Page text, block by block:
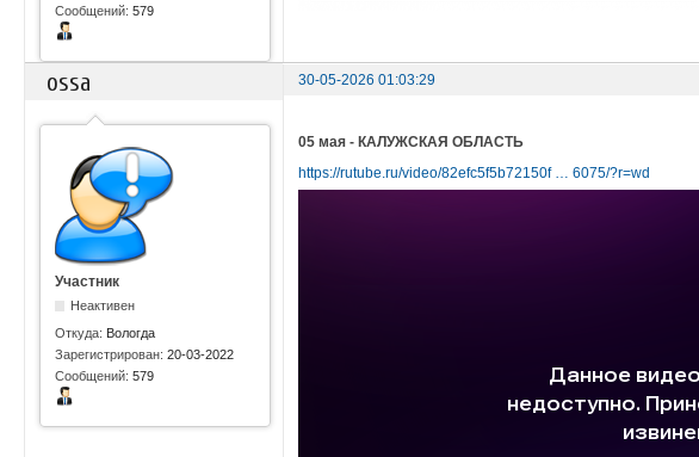
Сообщений:579
ossa 30-05-2026 01:03:29
Участник
Неактивен
Откуда: Вологда
Зарегистрирован:20-03-2022
Сообщений:579
05 мая - КАЛУЖСКАЯ ОБЛАСТЬ
https://rutube.ru/video/82efc5f5b72150f … 6075/?r=wd